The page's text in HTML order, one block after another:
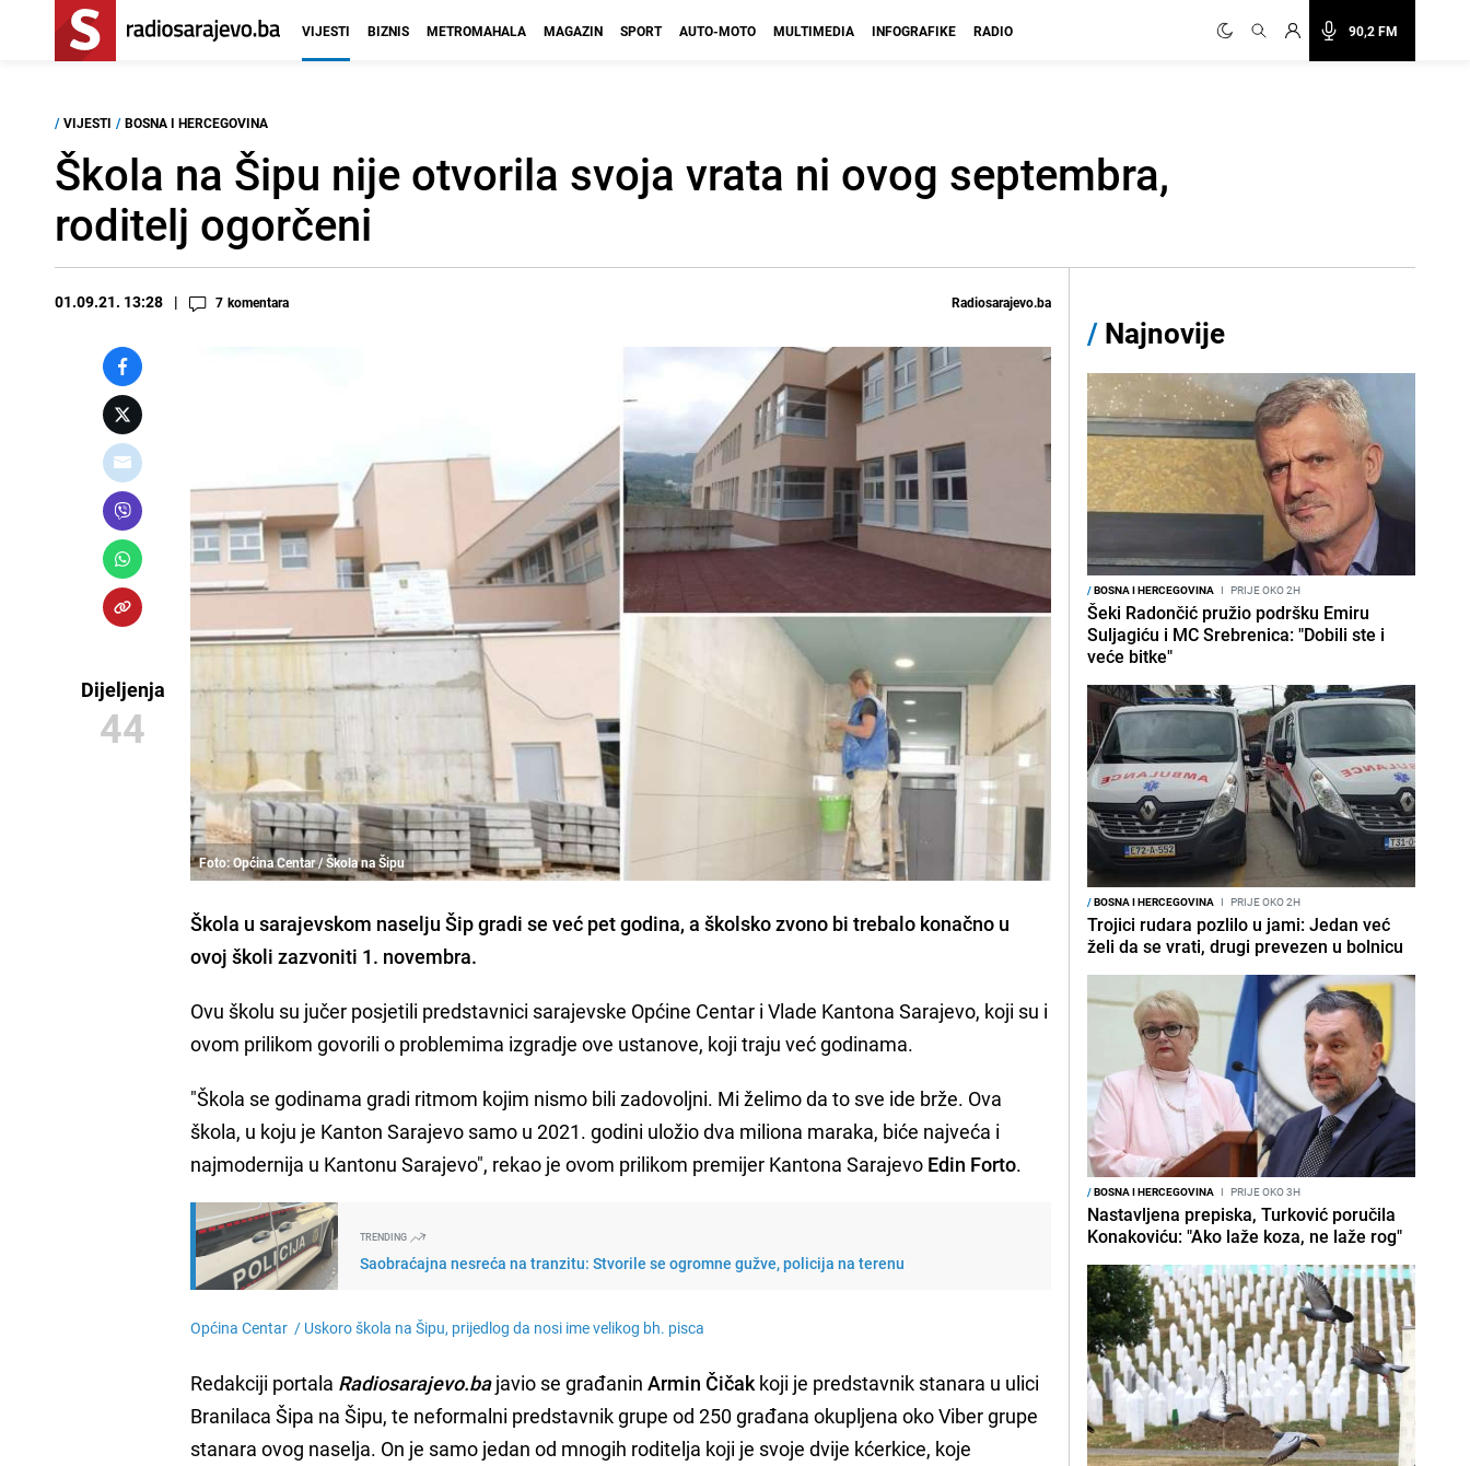
90,2 FM
VIJESTI BIZNIS METROMAHALA MAGAZIN SPORT AUTO-MOTO MULTIMEDIA INFOGRAFIKE RADIO
/ VIJESTI / BOSNA I HERCEGOVINA
Škola na Šipu nije otvorila svoja vrata ni ovog septembra,
roditelj ogorčeni
01.09.21. 13:28 7 komentara Radiosarajevo.ba
Dijeljenja
44
Foto: Općina Centar / Škola na Šipu
Škola usarajevskom naselju Šipgradi se već pet godina, a školsko zvono bi trebalo konačno u
ovoj školi zazvoniti 1. novembra.
Ovu školu su jučer posjetili predstavnici sarajevske Općine Centar i Vlade Kantona Sarajevo, koji su i
ovom prilikom govorili o problemima izgradje ove ustanove, koji traju već godinama.
"Škola se godinama gradi ritmom kojim nismo bili zadovoljni. Mi želimo da to sve ide brže. Ova
škola, u koju je Kanton Sarajevo samo u 2021. godini uložio dva miliona maraka, biće najveća i
najmodernija u Kantonu Sarajevo", rekao je ovom prilikom premijer Kantona Sarajevo Edin Forto.
TRENDING
Saobraćajna nesreća na tranzitu: Stvorile se ogromne gužve, policija na terenu
Općina Centar / Uskoro škola na Šipu, prijedlog da nosi ime velikog bh. pisca
Redakciji portala Radiosarajevo.bajavio se građaninArmin Čičak koji je predstavnik stanara u ulici
Branilaca Šipa na Šipu, te neformalni predstavnik grupe od 250 građana okupljena oko Viber grupe
stanara ovog naselja. On je samo jedan od mnogih roditelja koji je svoje dvije kćerkice, koje
/ Najnovije
/BOSNA I HERCEGOVINA I PRIJE OKO 2H
Šeki Radončić pružio podršku Emiru
Suljagiću i MC Srebrenica: "Dobili ste i
veće bitke"
/BOSNA I HERCEGOVINA I PRIJE OKO 2H
Trojici rudara pozlilo u jami: Jedan već
želi da se vrati, drugi prevezen u bolnicu
/BOSNA I HERCEGOVINA I PRIJE OKO 3H
Nastavljena prepiska, Turković poručila
Konakoviću: "Ako laže koza, ne laže rog"